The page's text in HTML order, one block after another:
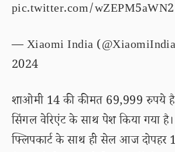
pic.twitter.com/wZEPM5aWN2
— Xiaomi India
2024
शाओमी 14 की कीमत 69,999 रुपये
सिंगल वेरिएंट के साथ पेश किया गया
फ्लिपकार्ट के साथ ही सेल आज